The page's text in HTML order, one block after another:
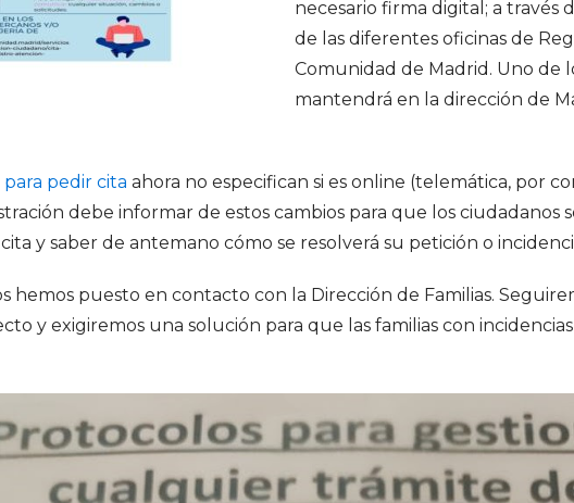
necesario firma digital; a través
de las diferentes oficinas de
Comunidad de Madrid. Uno de
mantendrá en la dirección de
pedir cita ahora no especifican si es online (telemática, por
debe informar de estos cambios para que los ciudadanos
y saber de antemano cómo se resolverá su petición o
hemos puesto en contacto con la Dirección de Familias.
y exigiremos una solución para que las familias con